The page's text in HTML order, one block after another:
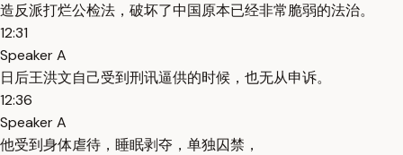
造反派打烂公检法，破坏了中国原本已经非常脆弱的法治。
12:31
Speaker A
日后王洪文自己受到刑讯逼供的时候，也无从申诉。
12:36
Speaker A
他受到身体虐待，睡眠剥夺，单独囚禁，